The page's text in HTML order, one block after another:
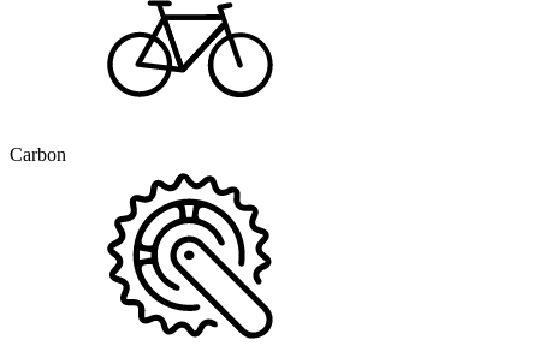
Carbon